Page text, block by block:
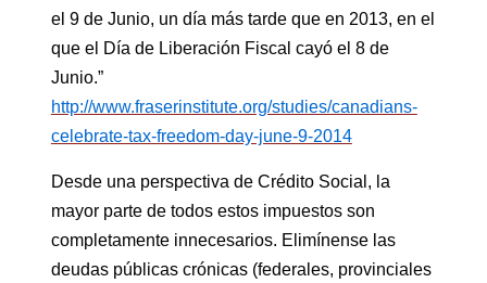
el 9 de Junio, un día más tarde que en 2013, en el
que el Día de Liberación Fiscal cayó el 8 de
Junio.”
http://www.fraserinstitute.org/studies/canadians-
celebrate-tax-freedom-day-june-9-2014
Desde una perspectiva de Crédito Social, la
mayor parte de todos estos impuestos son
completamente innecesarios. Elimínense las
deudas públicas crónicas (federales, provinciales